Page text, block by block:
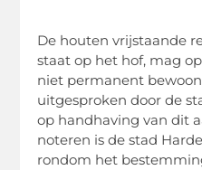
De houten vrijstaande
staat op het hof, mag
niet permanent
uitgesproken door de
op handhaving van dit
noteren is de stad
rondom het